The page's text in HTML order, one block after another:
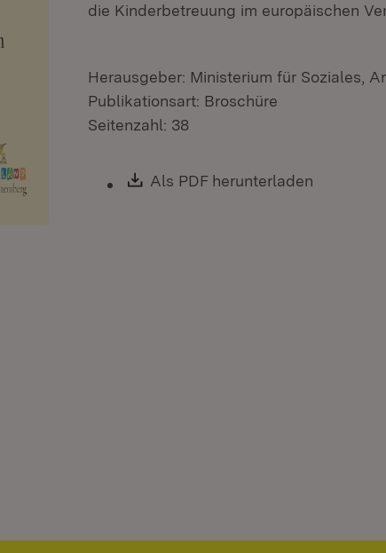
die Kinderbetreuung im europäischen
Herausgeber: Ministerium für Soziales,
Publikationsart: Broschüre
Seitenzahl: 38
Download:
Als PDF herunterladen